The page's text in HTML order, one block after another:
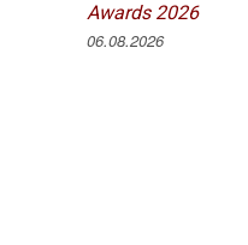
Awards 2026
06.08.2026